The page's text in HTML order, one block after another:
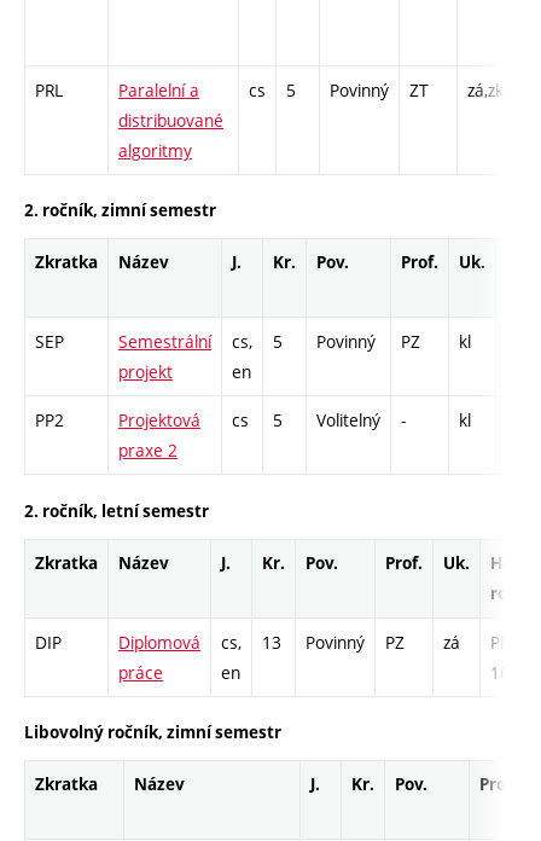
PRL
Paralelní a
distribuované
algoritmy
cs 5 Povinný ZT zá,zk
2. ročník, zimní semestr
Zkratka Název J. Kr. Pov. Prof. Uk.
SEP
Semestrální
projekt
cs,
en
5 Povinný PZ kl
PP2
Projektová
praxe 2
cs 5 Volitelný - kl
2. ročník, letní semestr
Zkratka Název J. Kr. Pov. Prof. Uk.
Hod.
DIP
Diplomová
práce
cs,
en
13 Povinný PZ zá
PR -
169
Libovolný ročník, zimní semestr
Zkratka Název J. Kr. Pov. Prof.